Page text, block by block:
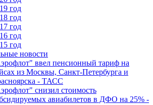
год
год
год
год
год
новости
ввел пенсионный тариф на
из Москвы, Санкт-Петербурга и
- ТАСС
снизил стоимость
авиабилетов в ДФО на 25% -